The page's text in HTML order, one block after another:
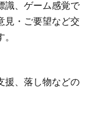
識、ゲーム感覚で
見・ご要望など交
援、落し物などの